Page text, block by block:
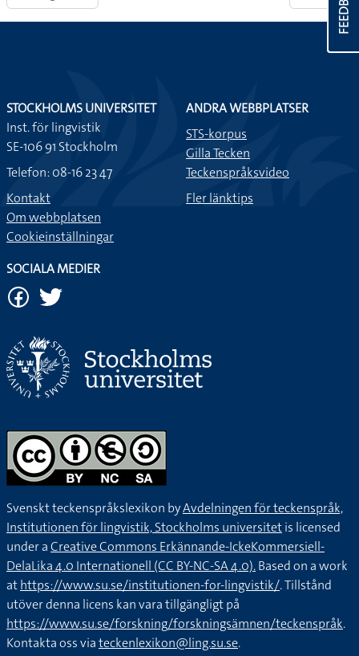
STOCKHOLMS UNIVERSITET
Inst. för lingvistik
SE-106 91 Stockholm
Telefon: 08-16 23 47
Kontakt
Om webbplatsen
Cookieinställningar
ANDRA WEBBPLATSER
STS-korpus
Gilla Tecken
Teckenspråksvideo
Fler länktips
SOCIALA MEDIER
Svenskt teckenspråkslexikon byAvdelningen för teckenspråk,
Institutionen för lingvistik, Stockholms universitetis licensed
under aCreative Commons Erkännande-IckeKommersiell-
DelaLika 4.0 Internationell (CC BY-NC-SA 4.0).Based on a work
athttps://www.su.se/institutionen-for-lingvistik/. Tillstånd
utöver denna licens kan vara tillgängligt på
https://www.su.se/forskning/forskningsämnen/teckenspråk.
Kontakta oss viateckenlexikon@ling.su.se.